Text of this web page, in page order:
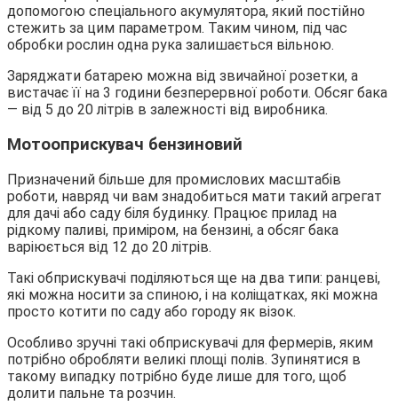
допомогою спеціального акумулятора, який постійно
стежить за цим параметром. Таким чином, під час
обробки рослин одна рука залишається вільною.
Заряджати батарею можна від звичайної розетки, а
вистачає її на 3 години безперервної роботи. Обсяг бака
— від 5 до 20 літрів в залежності від виробника.
Мотооприскувач бензиновий
Призначений більше для промислових масштабів
роботи, навряд чи вам знадобиться мати такий агрегат
для дачі або саду біля будинку. Працює прилад на
рідкому паливі, приміром, на бензині, а обсяг бака
варіюється від 12 до 20 літрів.
Такі обприскувачі поділяються ще на два типи: ранцеві,
які можна носити за спиною, і на коліщатках, які можна
просто котити по саду або городу як візок.
Особливо зручні такі обприскувачі для фермерів, яким
потрібно обробляти великі площі полів. Зупинятися в
такому випадку потрібно буде лише для того, щоб
долити пальне та розчин.